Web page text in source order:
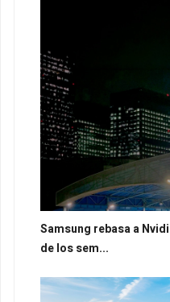
Samsung rebasa a
de los sem...